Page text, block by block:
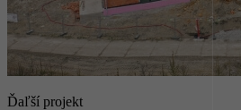
Ďaľší projekt